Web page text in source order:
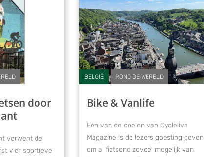
door
verwent de
vier sportieve
BELGIË ROND DE WERELD
Bike & Vanlife
Eén van de doelen van Cyclelive
Magazine is de lezers goesting geven
om al fietsend zoveel mogelijk van